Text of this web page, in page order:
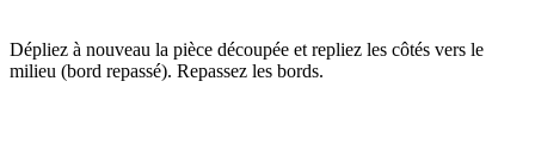
Dépliez à nouveau la pièce découpée et repliez les côtés vers le
milieu (bord repassé). Repassez les bords.